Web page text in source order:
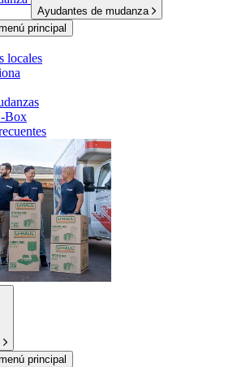
Ayudantes de mudanza
principal
locales
Box
principal